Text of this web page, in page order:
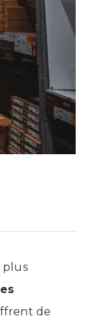
plus
de